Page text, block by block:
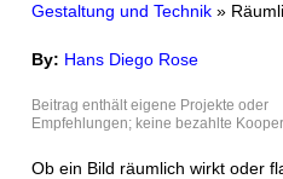
Gestaltung und Technik »
By: Hans Diego Rose
Beitrag enthält eigene Projekte oder
Empfehlungen; keine bezahlte
Ob ein Bild räumlich wirkt oder